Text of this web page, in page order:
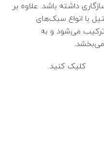
داشته باشد. علاوه بر
با انواع سبک‌های
ترکیب می‌شود و به
کلیک کنید.